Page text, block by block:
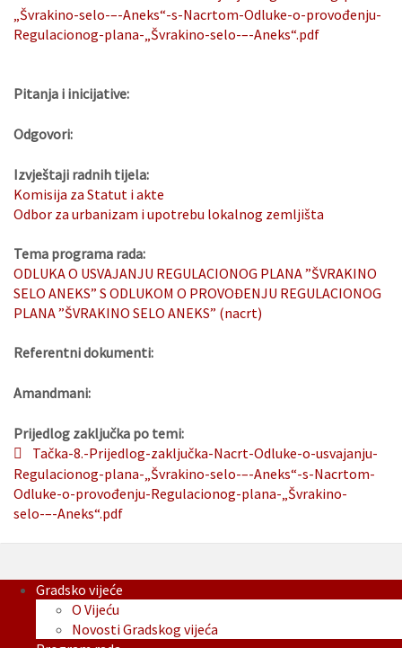
„Švrakino-selo-–-Aneks“-s-Nacrtom-Odluke-o-provođenju-
Regulacionog-plana-„Švrakino-selo-–-Aneks“.pdf
Pitanja i inicijative:
Odgovori:
Izvještaji radnih tijela:
Komisija za Statut i akte
Odbor za urbanizam i upotrebu lokalnog zemljišta
Tema programa rada:
ODLUKA O USVAJANJU REGULACIONOG PLANA ”ŠVRAKINO
SELO ANEKS” S ODLUKOM O PROVOĐENJU REGULACIONOG
PLANA ”ŠVRAKINO SELO ANEKS” (nacrt)
Referentni dokumenti:
Amandmani:
Prijedlog zaključka po temi:
Tačka-8.-Prijedlog-zaključka-Nacrt-Odluke-o-usvajanju-
Regulacionog-plana-„Švrakino-selo-–-Aneks“-s-Nacrtom-
Odluke-o-provođenju-Regulacionog-plana-„Švrakino-
selo-–-Aneks“.pdf
Gradsko vijeće
O Vijeću
Novosti Gradskog vijeća